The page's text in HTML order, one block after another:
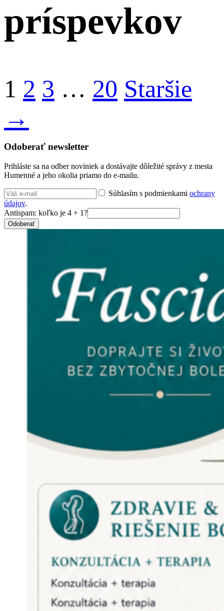
príspevkov
1 2 3 … 20 Staršie
→
Odoberať newsletter
Prihláste sa na odber noviniek a dostávajte dôležité správy z mesta
Humenné a jeho okolia priamo do e-mailu.
Súhlasím s podmienkami ochrany
údajov.
Antispam: koľko je 4 + 1?
Odoberať